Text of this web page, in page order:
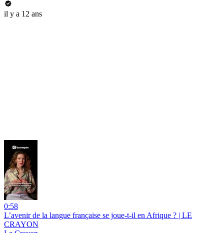
il y a 12 ans
0:58
L’avenir de la langue française se joue-t-il en Afrique ? | LE
CRAYON